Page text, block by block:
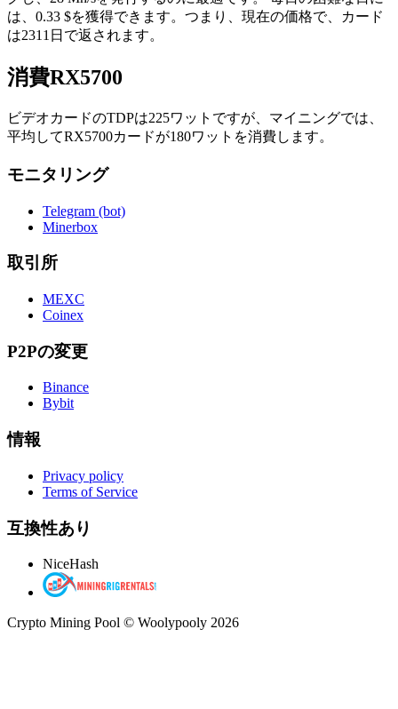
は、0.33 $を獲得できます。つまり、現在の価格で、カード
は2311日で返されます。
消費RX5700
ビデオカードのTDPは225ワットですが、マイニングでは、
平均してRX5700カードが180ワットを消費します。
モニタリング
Telegram (bot)
Minerbox
取引所
MEXC
Coinex
P2Pの変更
Binance
Bybit
情報
Privacy policy
Terms of Service
互換性あり
NiceHash
Crypto Mining Pool © Woolypooly 2026